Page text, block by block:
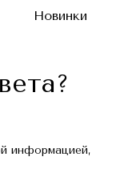
Новинки
информацией,